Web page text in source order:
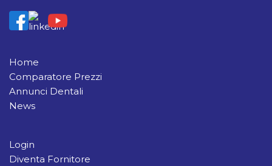
Home
Comparatore Prezzi
Annunci Dentali
News
Login
Diventa Fornitore